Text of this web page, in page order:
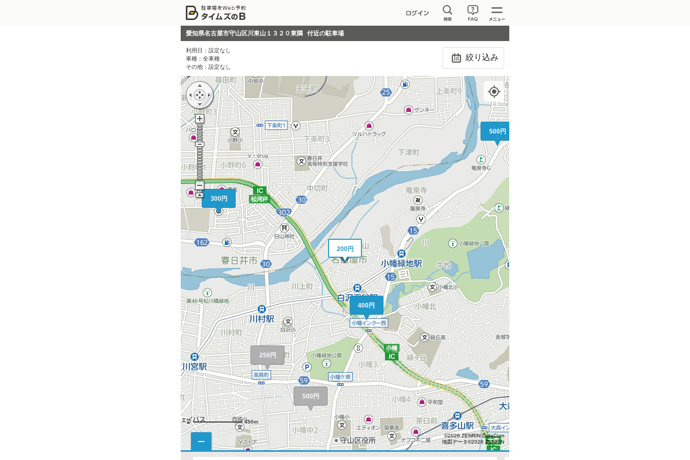
愛知県名古屋市守山区川東山１３２０東隣 付近の駐車場
利用日： 設定なし
車種： 全車種
その他： 設定なし
絞り込み
500円
250円
500円
300円
400円
200円
450m
©2026 ZENRIN DataCom
地図データ©2026 ZENRIN